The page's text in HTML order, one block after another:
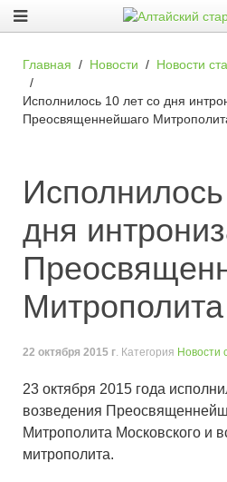
Главная Новости Новости
Исполнилось 10 лет со дня
Преосвященнейшаго
дня
22 октября 2015 г. Категория Новости
23 октября 2015 года
возведения
Митрополита Московского и
митрополита.